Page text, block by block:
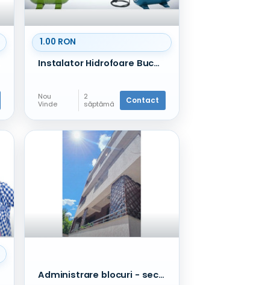
1.00 RON
Instalator Hidrofoare Bucuresti - Pantelimon
Nou
Vinde
2
săptămâ
urmă
Contact
Administrare blocuri - sector 1 - Sisesti / Straulesti /Baneasa